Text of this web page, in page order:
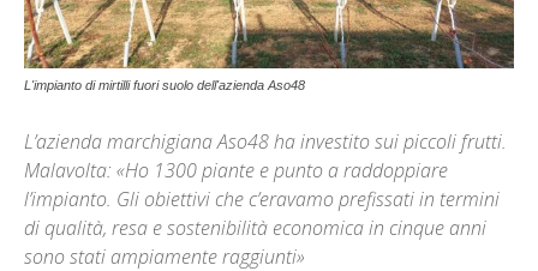
L'impianto di mirtilli fuori suolo dell'azienda Aso48
L’azienda marchigiana Aso48 ha investito sui piccoli frutti.
Malavolta: «Ho 1300 piante e punto a raddoppiare
l’impianto. Gli obiettivi che c’eravamo prefissati in termini
di qualità, resa e sostenibilità economica in cinque anni
sono stati ampiamente raggiunti»